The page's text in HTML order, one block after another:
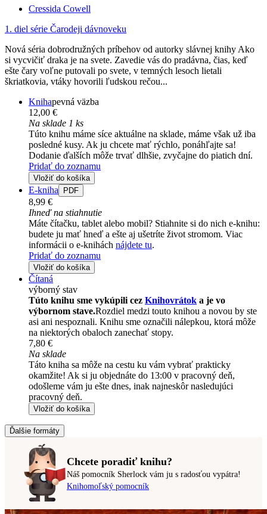
Cressida Cowell
1. diel série Čarodeji dávnoveku
Nová séria dobrodružných príbehov od autorky slávnej knihy Ako
si vycvičiť draka je na svete. Zavedie vás do pradávna, čias, keď
ešte čary voľne putovali po svete, v temných lesoch lietali
škriatkovia, vtáky hovorili ľudskou rečou...
Knihapevná väzba
12,00 €
Na sklade 1 ks
Túto knihu máme síce aktuálne na sklade, máme však už iba
posledné kusy. Ak ju chcete mať rýchlo, ponáhľajte sa!
Dodanie ďalších môže trvať dlhšie, zvyčajne do piatich dní.
Pridať do zoznamu
Vložiť do košíka
E-kniha PDF
8,99 €
Ihneď na stiahnutie
Máte čítačku, tablet alebo mobil? Stiahnite si do nich e-knihu:
budete ju mať hneď a ešte aj ušetríte život stromom. Viac
informácii o e-knihách nájdete tu.
Pridať do zoznamu
Vložiť do košíka
Čítaná
výborný stav
Túto knihu sme vykúpili cez Knihovrátok a je vo
výbornom stave.Rozdiel medzi touto knihou a novou by ste
asi ani nespoznali. Knihu sme označili nálepkou, ktorá môže
na niektorých obaloch zanechať stopy.
7,80 €
Na sklade
Táto kniha sa môže na cestu ku vám vybrať prakticky
okamžite! Ak si ju objednáte do 13:00 v pracovný deň,
odošleme vám ju ešte dnes, inak najneskôr nasledujúci
pracovný deň.
Vložiť do košíka
Ďalšie formáty
Chcete poradiť knihu?
Náš pomocník Sherlock vám ju s radosťou vypátra!
Knihomoľský pomocník